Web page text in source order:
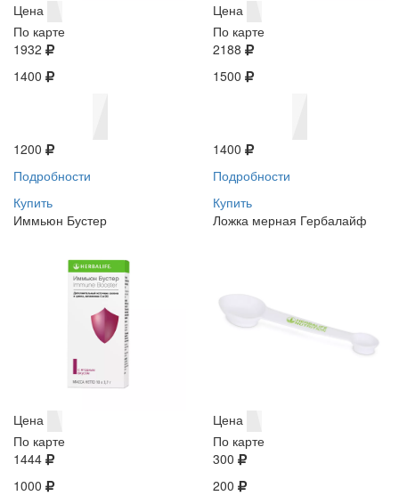
Цена
По карте
1932
1400
1200
Подробности
Купить
Цена
По карте
2188
1500
1400
Подробности
Купить
Иммьюн Бустер
Цена
По карте
1444
1000
Ложка мерная Гербалайф
Цена
По карте
300
200